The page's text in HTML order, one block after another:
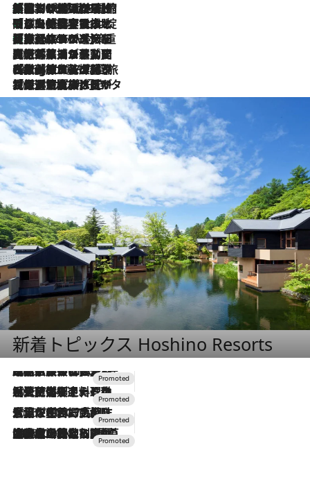
2026.8.6
「荷物が増えるほど旅ストレスは増す」美容ジャーナリストがたどり着いた最終結論。“化粧品を劇的に減らす”感動の凝縮美容とは
2026.8.6
「旅先には金髪ウィッグを持参」日本と同じメイクでは損してる!? 美容ジャーナリストが提案する“掟破りの旅美容”とは
2026.8.6
【厳選旅コスメ】「身軽さ＆UV対策重視！」ヘアアーティストshucoが選んだ夏旅ベストコスメを発表【Mサイズジップ】
2026.8.5
【厳選旅コスメ】国内をあちこち移動する河井菜摘が選んだ夏旅ベストコスメ発表！「リラックスアイテムはマスト」【Mサイズジップ】
2026.8.4
【厳選旅コスメ】「紫外線＆乾燥対策しながらメイク感も！」ヘア＆メイクGeorgeが選んだ夏旅ベストコスメを発表！【Mサイズジップ】
2026.8.3
【厳選旅コスメ】「保湿もタイパ重視！」“サウナ好き”タレント清水みさとが愛用する夏旅ベストコスメを発表！【Mサイズジップ】
新着トピックス Hoshino Resorts
2026.7.31
【ホテル帰省】という選択肢をOMOが提案。家族とほどよい距離を保つには「昼は実家、夜は気兼ねなくホテルで！」
2026.7.24
【夏限定ディナーコース】旬を迎える稚鮎や花ズッキーニなどをイタリア・トスカーナの郷土料理の手法で満喫！
2026.7.17
「土佐和ハーブかき氷」がOMO7高知に登場！生姜、山椒、大葉など目にも舌にも涼を呼ぶ郷土の味
2026.7.10
NEW OPEN！【界 草津】名湯の地に誕生。趣の異なる2種の温泉と上州ならではの会席・蕎麦割烹など美食を味わう究極の癒やし旅